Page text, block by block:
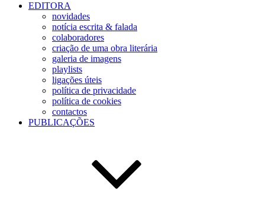
EDITORA
novidades
notícia escrita & falada
colaboradores
criação de uma obra literária
galeria de imagens
playlists
ligações úteis
política de privacidade
política de cookies
contactos
PUBLICAÇÕES